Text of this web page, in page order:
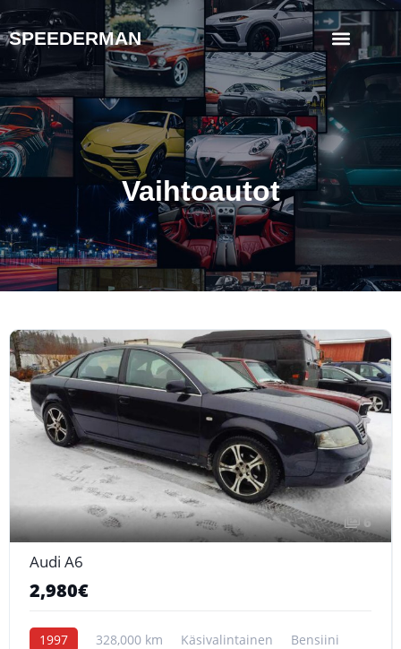
SPEEDERMAN
Vaihtoautot
6
Audi A6
2,980€
1997 328,000 km Käsivalintainen Bensiini